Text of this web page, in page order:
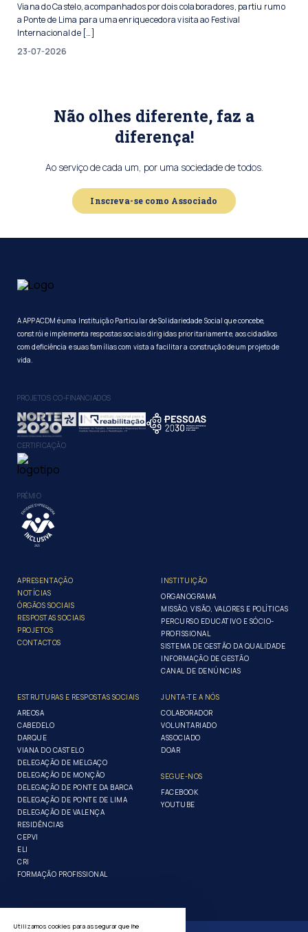
Viana do Castelo, acompanhados por dois colaboradores, partiu rumo
a Ponte de Lima para uma enriquecedora visita ao Festival
Internacional de […]
23-07-2026
Não olhes diferente, faz a
diferença!
Ao serviço de cada um, por uma sociedade de todos.
Inscreva-se como Associado
A APPACDM é uma Instituição Particular de Solidariedade Social que concebe,
constrói e implementa respostas sociais dirigidas prioritariamente, aos cidadãos
com deficiência e suas famílias com vista a facilitar a construção de um projeto de
vida.
PROJETOS CO-FINANCIADOS
CERTIFICAÇÃO
PRÉMIO
APRESENTAÇÃO
NOTÍCIAS
ÓRGÃOS SOCIAIS
RESPOSTAS SOCIAIS
PROJETOS
CONTACTOS
INSTITUIÇÃO
ORGANOGRAMA
MISSÃO, VISÃO, VALORES E POLÍTICAS
PERCURSO EDUCATIVO E SÓCIO-
PROFISSIONAL
SISTEMA DE GESTÃO DA QUALIDADE
INFORMAÇÃO DE GESTÃO
CANAL DE DENÚNCIAS
ESTRUTURAS E RESPOSTAS SOCIAIS
AREOSA
CABEDELO
DARQUE
VIANA DO CASTELO
DELEGAÇÃO DE MELGAÇO
DELEGAÇÃO DE MONÇÃO
DELEGAÇÃO DE PONTE DA BARCA
DELEGAÇÃO DE PONTE DE LIMA
DELEGAÇÃO DE VALENÇA
RESIDÊNCIAS
CEPVI
ELI
CRI
FORMAÇÃO PROFISSIONAL
JUNTA-TE A NÓS
COLABORADOR
VOLUNTARIADO
ASSOCIADO
DOAR
SEGUE-NOS
FACEBOOK
YOUTUBE
Utilizamos cookies para assegurar que lhe